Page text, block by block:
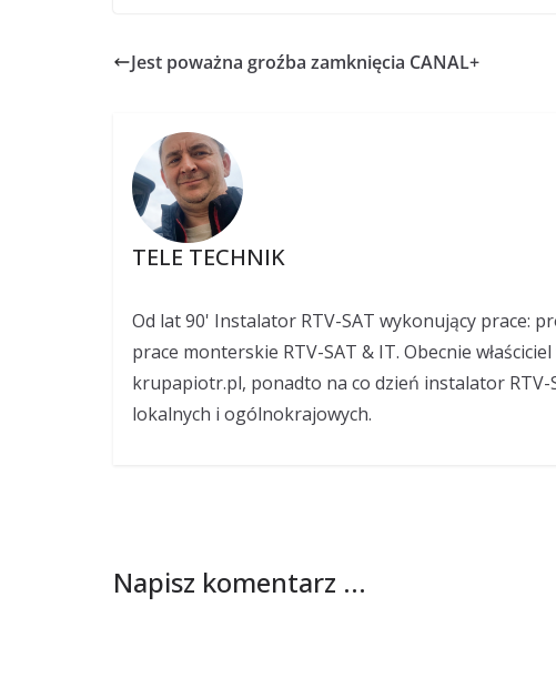
Jest poważna groźba zamknięcia CANAL+
TELE TECHNIK
Od lat 90' Instalator RTV-SAT wykonujący prace:
prace monterskie RTV-SAT & IT. Obecnie
krupapiotr.pl, ponadto na co dzień instalator RTV-
lokalnych i ogólnokrajowych.
Napisz komentarz ...